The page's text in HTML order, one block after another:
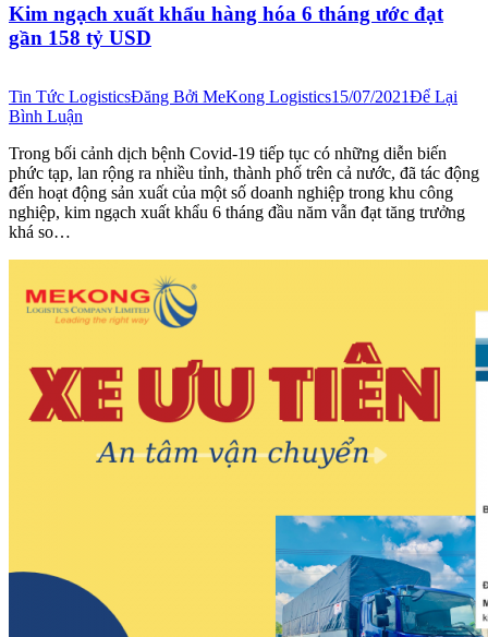
Kim ngạch xuất khẩu hàng hóa 6 tháng ước đạt
gần 158 tỷ USD
Tin Tức LogisticsĐăng Bởi MeKong Logistics15/07/2021Để Lại
Bình Luận
Trong bối cảnh dịch bệnh Covid-19 tiếp tục có những diễn biến
phức tạp, lan rộng ra nhiều tỉnh, thành phố trên cả nước, đã tác động
đến hoạt động sản xuất của một số doanh nghiệp trong khu công
nghiệp, kim ngạch xuất khẩu 6 tháng đầu năm vẫn đạt tăng trưởng
khá so…